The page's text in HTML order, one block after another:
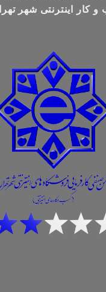
کار اینترنتی شهر